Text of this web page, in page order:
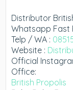
Distributor
Whatsapp Fast
Telp / WA :
Website :
Official
Office:
British Propolis